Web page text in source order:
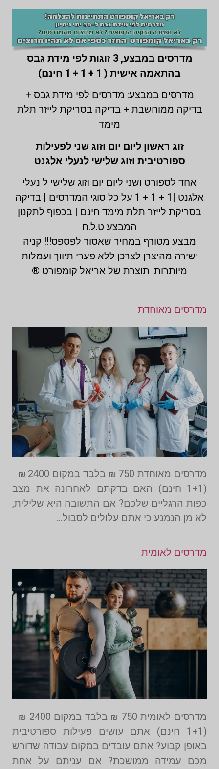
מדרסים במבצע,
3 זוגות לפי מידת גבס
בהתאמה אישית ( 1 + 1 + 1 חינם)
מדרסים במבצע: מדרסים לפי מידת גבס +
בדיקה ממוחשבת + בדיקה בסריקת לייזר תלת
מימד
זוג ראשון ליום יום וזוג שני לפעילות
ספורטיבית וזוג שלישי לנעלי אלגנט
אחד לספורט ושני ליום יום וזוג שלישי ל נעלי
אלגנט |1 + 1 + 1 על כל סוגי המדרסים | בדיקה
בסריקת לייזר תלת מימד חינם | בכפוף לתקנון
המבצע ט.ל.ח
מבצע מטורף במחיר שאסור לפספס!!! קניה
ישירה מהיצרן לצרכן ללא פערי תיווך ועמלות
מיותרות. תוצרת של אריאל קומפורט ®
מדרסים מאוחדת
מדרסים מאוחדת 750 ₪ בלבד במקום 2400 ₪
(1+1 חינם) האם בדקתם לאחרונה את מצב
כפות הרגליים שלכם? אם התשובה היא שלילית,
לא מן הנמנע כי אתם עלולים לסבול…
מדרסים לאומית
מדרסים לאומית 750 ₪ בלבד במקום 2400 ₪
(1+1 חינם) אתם עושים פעילות ספורטיבית
באופן קבוע? אתם עובדים במקום עבודה שדורש
מכם עמידה ממושכת? אם עניתם על אחת